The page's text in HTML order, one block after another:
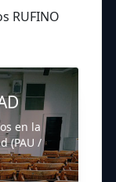
RUFINO
en la
(PAU /